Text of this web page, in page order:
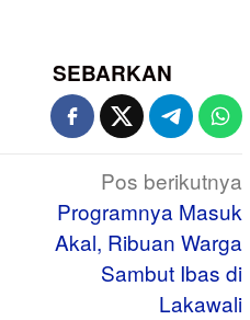
SEBARKAN
Pos berikutnya
Programnya Masuk
Akal, Ribuan Warga
Sambut Ibas di
Lakawali